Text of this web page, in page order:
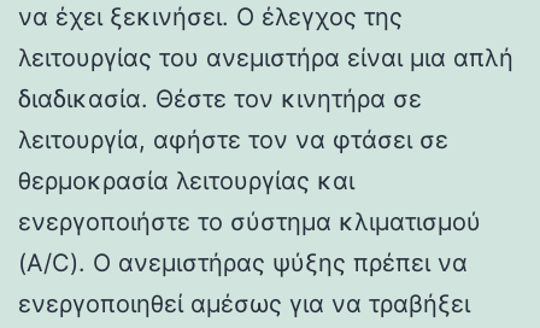
να έχει ξεκινήσει. Ο έλεγχος της
λειτουργίας του ανεμιστήρα είναι μια απλή
διαδικασία. Θέστε τον κινητήρα σε
λειτουργία, αφήστε τον να φτάσει σε
θερμοκρασία λειτουργίας και
ενεργοποιήστε το σύστημα κλιματισμού
(A/C). Ο ανεμιστήρας ψύξης πρέπει να
ενεργοποιηθεί αμέσως για να τραβήξει